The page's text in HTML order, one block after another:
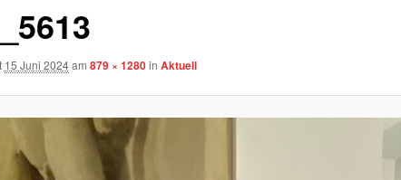
15 Juni 2024am 879 × 1280in Aktuell